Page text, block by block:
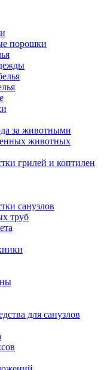
порошки
за животными
животных
грилей и коптилен
санузлов
труб
для санузлов